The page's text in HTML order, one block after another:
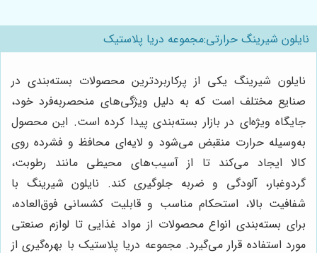
نایلون شیرینگ حرارتی:مجموعه دریا پلاستیک
نایلون شیرینگ یکی از پرکاربردترین محصولات بسته‌بندی در
صنایع مختلف است که به دلیل ویژگی‌های منحصر‌به‌فرد خود،
جایگاه ویژه‌ای در بازار بسته‌بندی پیدا کرده است. این محصول
به‌وسیله حرارت منقبض می‌شود و لایه‌ای محافظ و فشرده روی
کالا ایجاد می‌کند تا از آسیب‌های محیطی مانند رطوبت،
گردوغبار، آلودگی و ضربه جلوگیری کند. نایلون شیرینگ با
شفافیت بالا، استحکام مناسب و قابلیت کشسانی فوق‌العاده،
برای بسته‌بندی انواع محصولات از مواد غذایی تا لوازم صنعتی
مورد استفاده قرار می‌گیرد. مجموعه دریا پلاستیک با بهره‌گیری از